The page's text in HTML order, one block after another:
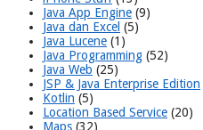
Java App Engine (9)
Java dan Excel (5)
Java Lucene (1)
Java Programming (52)
Java Web (25)
JSP & Java Enterprise Edition
Kotlin (5)
Location Based Service (20)
Maps (32)